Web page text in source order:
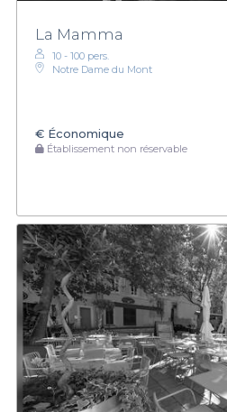
La Mamma
10 - 100 pers.
Notre Dame du Mont
€ Économique
Établissement non réservable